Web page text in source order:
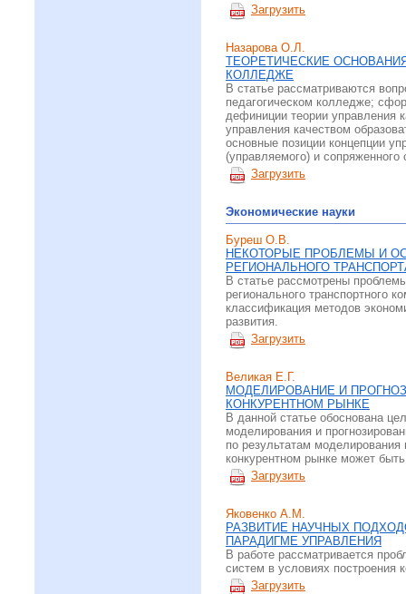
Загрузить
Назарова О.Л.
ТЕОРЕТИЧЕСКИЕ
КОЛЛЕДЖЕ
В статье рассматриваются
педагогическом колледже;
дефиниции теории управления
управления качеством
основные позиции концепции
(управляемого) и
Загрузить
Экономические науки
Буреш О.В.
НЕКОТОРЫЕ ПРОБЛЕМЫ И
РЕГИОНАЛЬНОГО
В статье рассмотрены
регионального транспортного
классификация методов
развития.
Загрузить
Великая Е.Г.
МОДЕЛИРОВАНИЕ И
КОНКУРЕНТНОМ РЫНКЕ
В данной статье обоснована
моделирования и
по результатам
конкурентном рынке может
Загрузить
Яковенко А.М.
РАЗВИТИЕ НАУЧНЫХ
ПАРАДИГМЕ УПРАВЛЕНИЯ
В работе рассматривается
систем в условиях построения
Загрузить